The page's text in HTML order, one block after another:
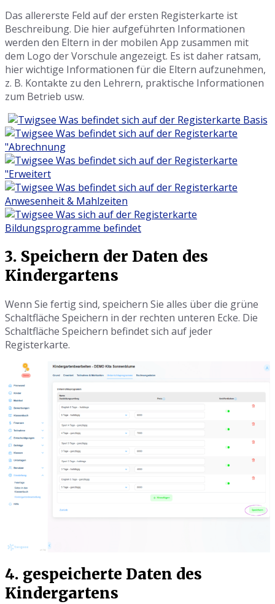
Das allererste Feld auf der ersten Registerkarte ist
Beschreibung. Die hier aufgeführten Informationen
werden den Eltern in der mobilen App zusammen mit
dem Logo der Vorschule angezeigt. Es ist daher ratsam,
hier wichtige Informationen für die Eltern aufzunehmen,
z. B. Kontakte zu den Lehrern, praktische Informationen
zum Betrieb usw.
3. Speichern der Daten des
Kindergartens
Wenn Sie fertig sind, speichern Sie alles über die grüne
Schaltfläche Speichern in der rechten unteren Ecke. Die
Schaltfläche Speichern befindet sich auf jeder
Registerkarte.
4. gespeicherte Daten des
Kindergartens